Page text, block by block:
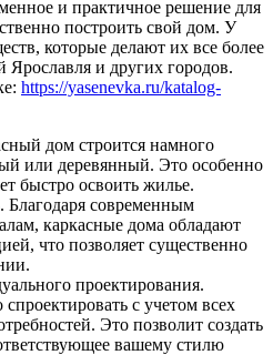
и практичное решение для
построить свой дом. У
которые делают их все более
и других городов.
https://yasenevka.ru/katalog-
дом строится намного
или деревянный. Это особенно
быстро освоить жилье.
Благодаря современным
каркасные дома обладают
что позволяет существенно
проектирования.
с учетом всех
Это позволит создать
вашему стилю